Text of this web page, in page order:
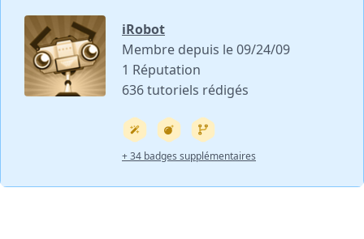
iRobot
Membre depuis le 09/24/09
1 Réputation
636 tutoriels rédigés
+ 34 badges supplémentaires